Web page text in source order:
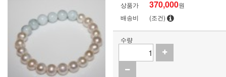
상품가 370,000원
배송비
(조건)
수량